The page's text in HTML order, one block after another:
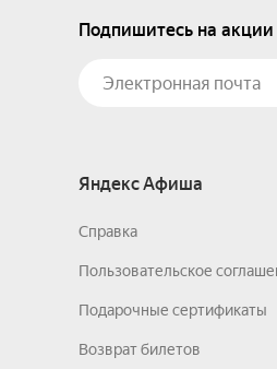
Подпишитесь на
Яндекс Афиша
Справка
Пользовательское
Подарочные сертификаты
Возврат билетов